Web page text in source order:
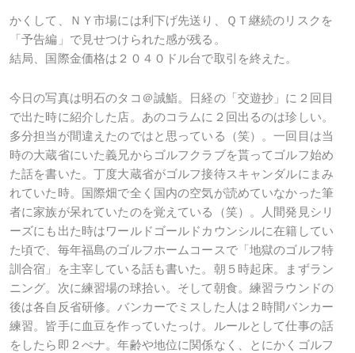
かくして、ＮＹ市場には利下げ先送り、ＱＴ継続のリスクを
「予告編」で見せつけられた感が残る。
結局、国際金価格は２０４０ドル台で取引を終えた。
今日の写真は明石のタコ＠誠鮨。日経の「交遊抄」に２回目
で出た時に紹介した店。あのコラムに２回出るのは珍しい。
多分担当が間違えたのではと思っている（笑）。一回目は当
時の大蔵省にいた義兄からゴルフクラブを貰ってゴルフ始め
た話を書いた。丁度大蔵省がゴルフ接待スキャンダルにまみ
れていた時。国際畑で全く国内の空気が読めていなかった筆
者に家族が呆れていたのを覚えている（笑）。人間発見シリ
ーズにも出た時はワールドゴールドカウンシルに在籍してい
た頃で、毎年福島のゴルフホームコースで「地獄のゴルフ特
訓合宿」を主宰している話も書いた。朝５時起床。まずラン
ニング。次に練習場の球拾い。そして朝食。練習ラウンドの
後は各自反省研修。バンカーでミスした人は２時間バンカー
練習。皆手に血豆を作っていたっけ。ルールとして仕事の話
をしたら即２ぺナ。年齢や地位に関係なく、とにかくゴルフ